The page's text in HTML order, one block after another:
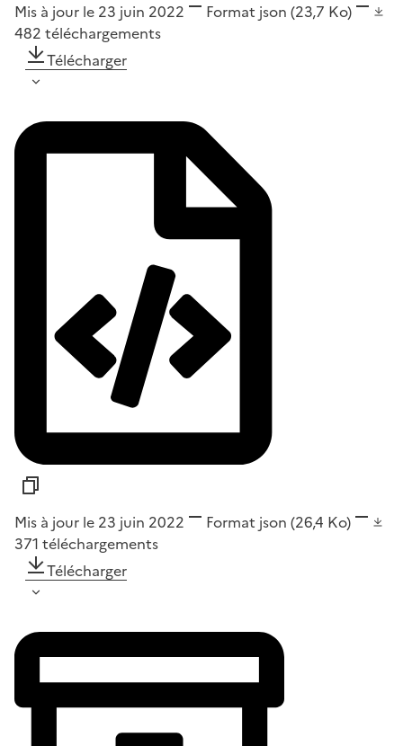
Mis à jour le 23 juin 2022 Format json (23,7 Ko)
482 téléchargements
Télécharger
Mis à jour le 23 juin 2022 Format json (26,4 Ko)
371 téléchargements
Télécharger